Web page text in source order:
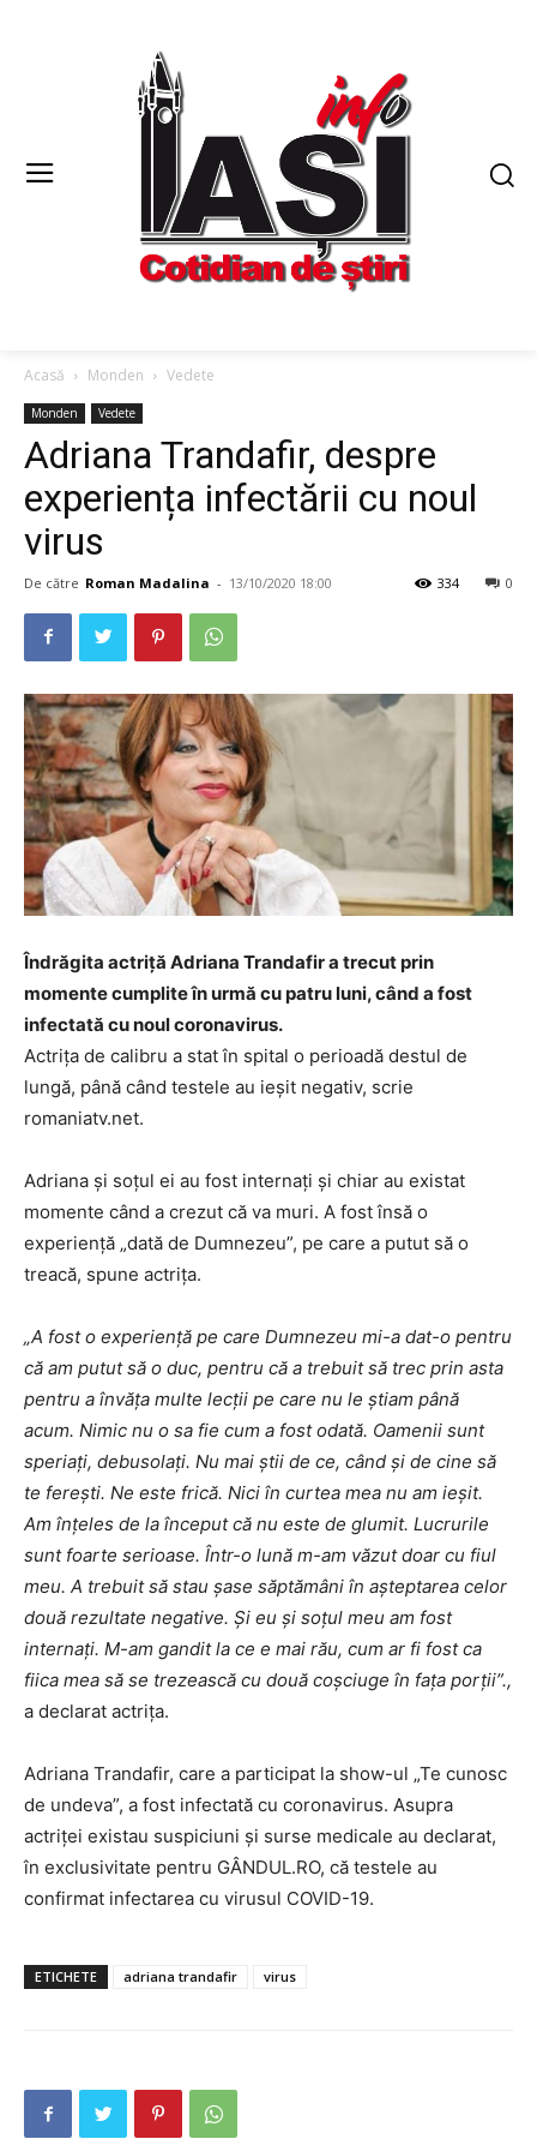
Acasă Monden Vedete
Monden Vedete
Adriana Trandafir, despre
experiența infectării cu noul
virus
De către Roman Madalina - 13/10/2020 18:00 0
334
Îndrăgita actriță Adriana Trandafir a trecut prin
momente cumplite în urmă cu patru luni, când a fost
infectată cu noul coronavirus.
Actrița de calibru a stat în spital o perioadă destul de
lungă, până când testele au ieșit negativ, scrie
romaniatv.net.
Adriana și soțul ei au fost internați și chiar au existat
momente când a crezut că va muri. A fost însă o
experiență „dată de Dumnezeu”, pe care a putut să o
treacă, spune actrița.
„A fost o experiență pe care Dumnezeu mi-a dat-o pentru
că am putut să o duc, pentru că a trebuit să trec prin asta
pentru a învăța multe lecții pe care nu le știam până
acum. Nimic nu o sa fie cum a fost odată. Oamenii sunt
speriați, debusolați. Nu mai știi de ce, când și de cine să
te ferești. Ne este frică. Nici în curtea mea nu am ieșit.
Am înțeles de la început că nu este de glumit. Lucrurile
sunt foarte serioase. Într-o lună m-am văzut doar cu fiul
meu. A trebuit să stau șase săptămâni în așteptarea celor
două rezultate negative. Și eu și soțul meu am fost
internați. M-am gandit la ce e mai rău, cum ar fi fost ca
fiica mea să se trezească cu două coșciuge în fața porții”.,
a declarat actrița.
Adriana Trandafir, care a participat la show-ul „Te cunosc
de undeva”, a fost infectată cu coronavirus. Asupra
actriței existau suspiciuni și surse medicale au declarat,
în exclusivitate pentru GÂNDUL.RO, că testele au
confirmat infectarea cu virusul COVID-19.
ETICHETE adriana trandafir virus